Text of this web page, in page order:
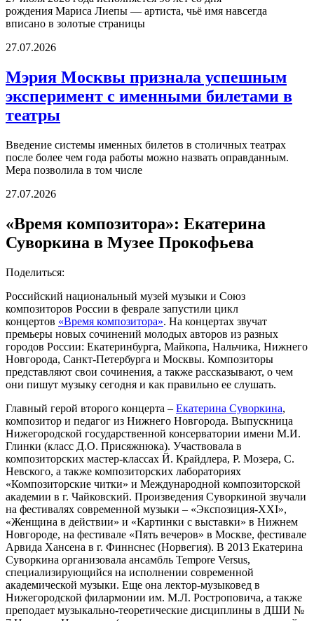
рождения Мариса Лиепы — артиста, чьё имя навсегда
вписано в золотые страницы
27.07.2026
Мэрия Москвы признала успешным
эксперимент с именными билетами в
театры
Введение системы именных билетов в столичных театрах
после более чем года работы можно назвать оправданным.
Мера позволила в том числе
27.07.2026
«Время композитора»: Екатерина
Суворкина в Музее Прокофьева
Поделиться:
Российский национальный музей музыки и Союз
композиторов России в феврале запустили цикл
концертов «Время композитора». На концертах звучат
премьеры новых сочинений молодых авторов из разных
городов России: Екатеринбурга, Майкопа, Нальчика, Нижнего
Новгорода, Санкт-Петербурга и Москвы. Композиторы
представляют свои сочинения, а также рассказывают, о чем
они пишут музыку сегодня и как правильно ее слушать.
Главный герой второго концерта – Екатерина Суворкина,
композитор и педагог из Нижнего Новгорода. Выпускница
Нижегородской государственной консерватории имени М.И.
Глинки (класс Д.О. Присяжнюка). Участвовала в
композиторских мастер-классах Й. Крайдлера, Р. Мозера, С.
Невского, а также композиторских лабораториях
«Композиторские читки» и Международной композиторской
академии в г. Чайковский. Произведения Суворкиной звучали
на фестивалях современной музыки – «Экспозиция-XXI»,
«Женщина в действии» и «Картинки с выставки» в Нижнем
Новгороде, на фестивале «Пять вечеров» в Москве, фестивале
Арвида Хансена в г. Финнснес (Норвегия). В 2013 Екатерина
Суворкина организовала ансамбль Tempore Versus,
специализирующийся на исполнении современной
академической музыки. Еще она лектор-музыковед в
Нижегородской филармонии им. М.Л. Ростроповича, а также
преподает музыкально-теоретические дисциплины в ДШИ №